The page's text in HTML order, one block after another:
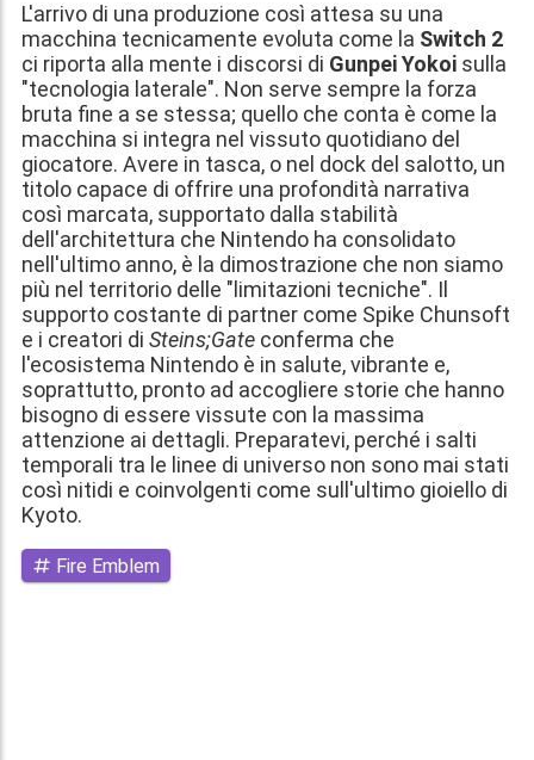
L'arrivo di una produzione così attesa su una
macchina tecnicamente evoluta come la Switch 2
ci riporta alla mente i discorsi di Gunpei Yokoi sulla
"tecnologia laterale". Non serve sempre la forza
bruta fine a se stessa; quello che conta è come la
macchina si integra nel vissuto quotidiano del
giocatore. Avere in tasca, o nel dock del salotto, un
titolo capace di offrire una profondità narrativa
così marcata, supportato dalla stabilità
dell'architettura che Nintendo ha consolidato
nell'ultimo anno, è la dimostrazione che non siamo
più nel territorio delle "limitazioni tecniche". Il
supporto costante di partner come Spike Chunsoft
e i creatori di Steins;Gate conferma che
l'ecosistema Nintendo è in salute, vibrante e,
soprattutto, pronto ad accogliere storie che hanno
bisogno di essere vissute con la massima
attenzione ai dettagli. Preparatevi, perché i salti
temporali tra le linee di universo non sono mai stati
così nitidi e coinvolgenti come sull'ultimo gioiello di
Kyoto.
Fire Emblem